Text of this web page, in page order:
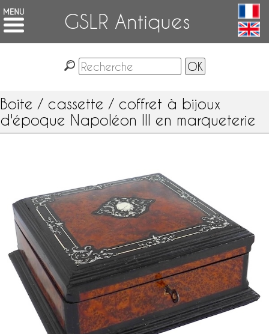
GSLR Antiques
Boite / cassette / coffret à bijoux
d'époque Napoléon III en marqueterie